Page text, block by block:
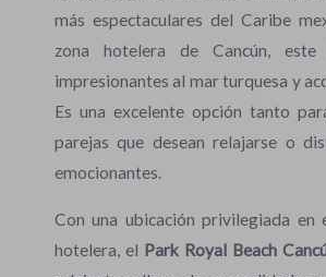
más espectaculares del Caribe
zona hotelera de Cancún,
impresionantes al mar turquesa y
Es una excelente opción tanto
parejas que desean relajarse o
emocionantes.
Con una ubicación privilegiada en
hotelera, el Park Royal Beach